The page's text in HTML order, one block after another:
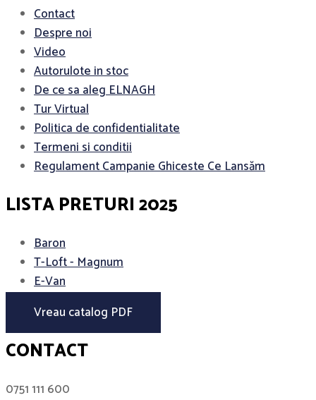
Contact
Despre noi
Video
Autorulote in stoc
De ce sa aleg ELNAGH
Tur Virtual
Politica de confidentialitate
Termeni si conditii
Regulament Campanie Ghiceste Ce Lansăm
LISTA PRETURI 2025
Baron
T-Loft - Magnum
E-Van
Vreau catalog PDF
CONTACT
0751 111 600